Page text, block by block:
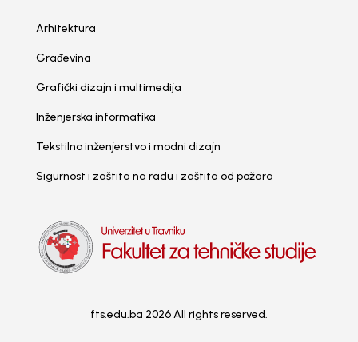
Arhitektura
Građevina
Grafički dizajn i multimedija
Inženjerska informatika
Tekstilno inženjerstvo i modni dizajn
Sigurnost i zaštita na radu i zaštita od požara
fts.edu.ba 2026 All rights reserved.